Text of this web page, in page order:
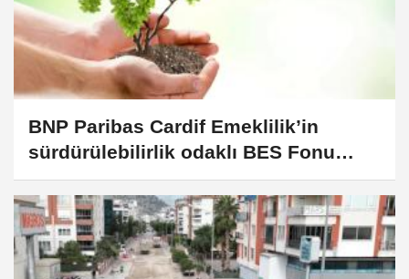
BNP Paribas Cardif Emeklilik’in
sürdürülebilirlik odaklı BES Fonu
(BSR) 1 yşında